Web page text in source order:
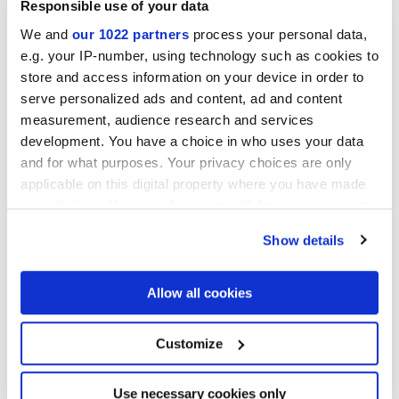
Responsible use of your data
We and our 1022 partners process your personal data,
e.g. your IP-number, using technology such as cookies to
store and access information on your device in order to
serve personalized ads and content, ad and content
measurement, audience research and services
development. You have a choice in who uses your data
and for what purposes. Your privacy choices are only
applicable on this digital property where you have made
your choices. You can change or withdraw your consent
If you allow, we would also like to:
Collect information about your geographical
location which can be accurate to within several
Identify your device by actively scanning it for
specific characteristics (fingerprinting)
Find out more about how your personal data is processed
Show details
Allow all cookies
Customize
Use necessary cookies only
LONGARINE BRIO AGAVE LONGARINE BRIO
FIORDALISO
LONGARINE BRIO
PIMENTO
LONGARINE BRIO MIRTO